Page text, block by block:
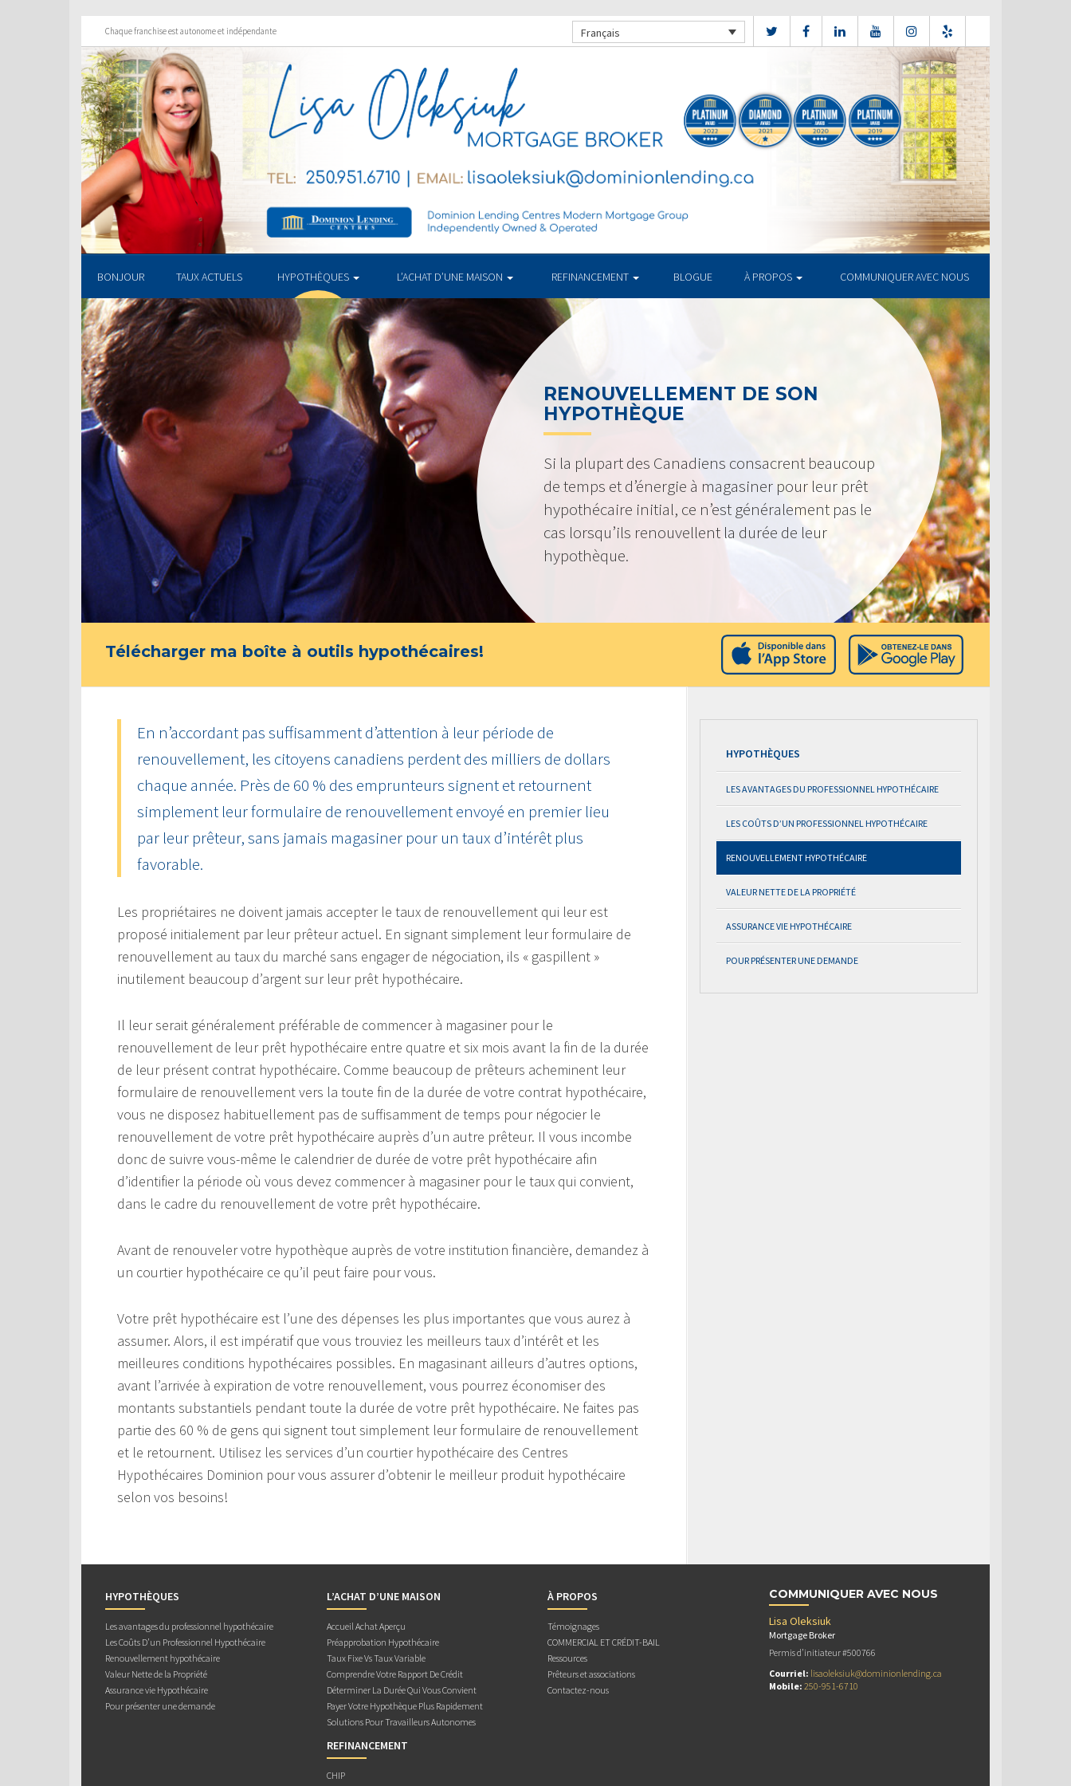
Chaque franchise est autonome et indépendante Français
BONJOUR TAUX ACTUELS HYPOTHÈQUES L’ACHAT D’UNE MAISON REFINANCEMENT BLOGUE À PROPOS COMMUNIQUER AVEC NOUS
RENOUVELLEMENT DE SON
HYPOTHÈQUE
Si la plupart des Canadiens consacrent beaucoup
de temps et d’énergie à magasiner pour leur prêt
hypothécaire initial, ce n’est généralement pas le
cas lorsqu’ils renouvellent la durée de leur
hypothèque.
Télécharger ma boîte à outils hypothécaires!
En n’accordant pas suffisamment d’attention à leur période de
renouvellement, les citoyens canadiens perdent des milliers de dollars
chaque année. Près de 60 % des emprunteurs signent et retournent
simplement leur formulaire de renouvellement envoyé en premier lieu
par leur prêteur, sans jamais magasiner pour un taux d’intérêt plus
favorable.
Les propriétaires ne doivent jamais accepter le taux de renouvellement qui leur est
proposé initialement par leur prêteur actuel. En signant simplement leur formulaire de
renouvellement au taux du marché sans engager de négociation, ils « gaspillent »
inutilement beaucoup d’argent sur leur prêt hypothécaire.
Il leur serait généralement préférable de commencer à magasiner pour le
renouvellement de leur prêt hypothécaire entre quatre et six mois avant la fin de la durée
de leur présent contrat hypothécaire. Comme beaucoup de prêteurs acheminent leur
formulaire de renouvellement vers la toute fin de la durée de votre contrat hypothécaire,
vous ne disposez habituellement pas de suffisamment de temps pour négocier le
renouvellement de votre prêt hypothécaire auprès d’un autre prêteur. Il vous incombe
donc de suivre vous-même le calendrier de durée de votre prêt hypothécaire afin
d’identifier la période où vous devez commencer à magasiner pour le taux qui convient,
dans le cadre du renouvellement de votre prêt hypothécaire.
Avant de renouveler votre hypothèque auprès de votre institution financière, demandez à
un courtier hypothécaire ce qu’il peut faire pour vous.
Votre prêt hypothécaire est l’une des dépenses les plus importantes que vous aurez à
assumer. Alors, il est impératif que vous trouviez les meilleurs taux d’intérêt et les
meilleures conditions hypothécaires possibles. En magasinant ailleurs d’autres options,
avant l’arrivée à expiration de votre renouvellement, vous pourrez économiser des
montants substantiels pendant toute la durée de votre prêt hypothécaire. Ne faites pas
partie des 60 % de gens qui signent tout simplement leur formulaire de renouvellement
et le retournent. Utilisez les services d’un courtier hypothécaire des Centres
Hypothécaires Dominion pour vous assurer d’obtenir le meilleur produit hypothécaire
selon vos besoins!
HYPOTHÈQUES
LES AVANTAGES DU PROFESSIONNEL HYPOTHÉCAIRE
LES COÛTS D’UN PROFESSIONNEL HYPOTHÉCAIRE
RENOUVELLEMENT HYPOTHÉCAIRE
VALEUR NETTE DE LA PROPRIÉTÉ
ASSURANCE VIE HYPOTHÉCAIRE
POUR PRÉSENTER UNE DEMANDE
HYPOTHÈQUES
Les avantages du professionnel hypothécaire
Les Coûts D’un Professionnel Hypothécaire
Renouvellement hypothécaire
Valeur Nette de la Propriété
Assurance vie Hypothécaire
Pour présenter une demande
L’ACHAT D’UNE MAISON
Accueil Achat Aperçu
Préapprobation Hypothécaire
Taux Fixe Vs Taux Variable
Comprendre Votre Rapport De Crédit
Déterminer La Durée Qui Vous Convient
Payer Votre Hypothèque Plus Rapidement
Solutions Pour Travailleurs Autonomes
REFINANCEMENT
CHIP
À PROPOS
Témoignages
COMMERCIAL ET CRÉDIT-BAIL
Ressources
Prêteurs et associations
Contactez-nous
COMMUNIQUER AVEC NOUS
Lisa Oleksiuk
Mortgage Broker
Permis d’initiateur #500766
Courriel: lisaoleksiuk@dominionlending.ca
Mobile: 250-951-6710